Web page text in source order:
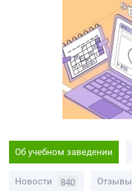
Об учебном заведении
Новости 840 Отзывы